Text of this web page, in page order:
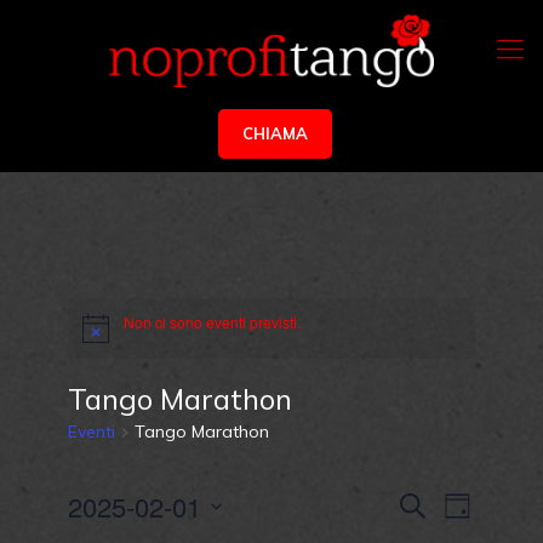
CHIAMA
Non ci sono eventi previsti.
Tango Marathon
Eventi Tango Marathon
Eventi
Cerca Evento
Viste
Giorno
2025-02-01